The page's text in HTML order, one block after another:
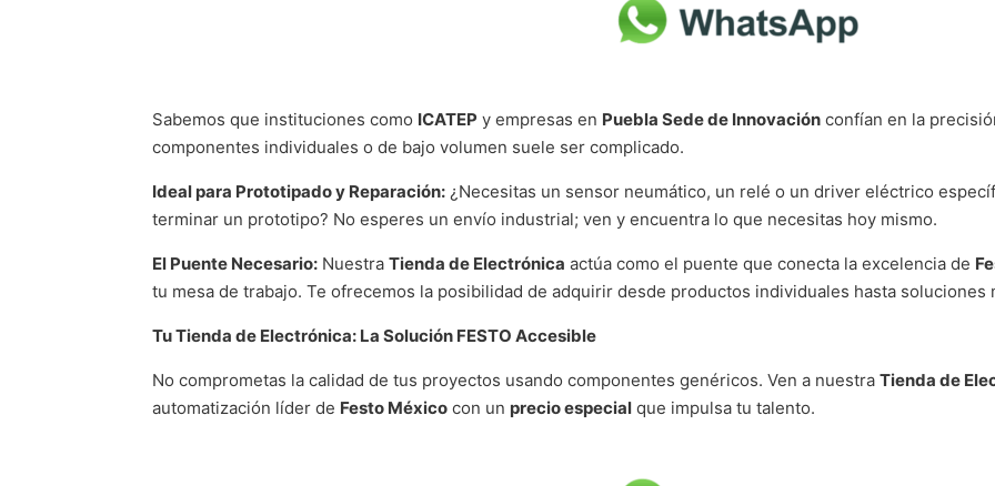
Sabemos que instituciones como ICATEP y empresas en Puebla Sede de Innovación confían en la
componentes individuales o de bajo volumen suele ser complicado.
Ideal para Prototipado y Reparación: ¿Necesitas un sensor neumático, un relé o un driver eléctrico
terminar un prototipo? No esperes un envío industrial; ven y encuentra lo que necesitas hoy mismo.
El Puente Necesario: Nuestra Tienda de Electrónica actúa como el puente que conecta la excelencia de
tu mesa de trabajo. Te ofrecemos la posibilidad de adquirir desde productos individuales hasta soluciones
Tu Tienda de Electrónica: La Solución FESTO Accesible
No comprometas la calidad de tus proyectos usando componentes genéricos. Ven a nuestra Tienda de
automatización líder de Festo México con un precio especial que impulsa tu talento.